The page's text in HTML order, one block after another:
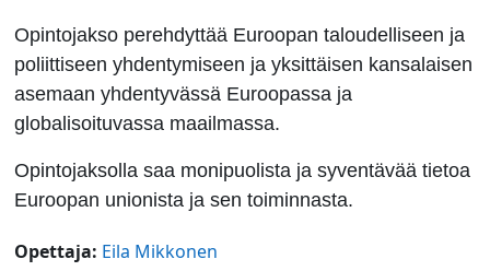
Opintojakso perehdyttää Euroopan taloudelliseen ja
poliittiseen yhdentymiseen ja yksittäisen kansalaisen
asemaan yhdentyvässä Euroopassa ja
globalisoituvassa maailmassa.
Opintojaksolla saa monipuolista ja syventävää tietoa
Euroopan unionista ja sen toiminnasta.
Opettaja: Eila Mikkonen